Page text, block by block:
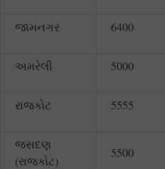
જામનગર 6400
અમરેલી 5000
રાજકોટ 5555
જસદણ
(રાજકોટ)
5500